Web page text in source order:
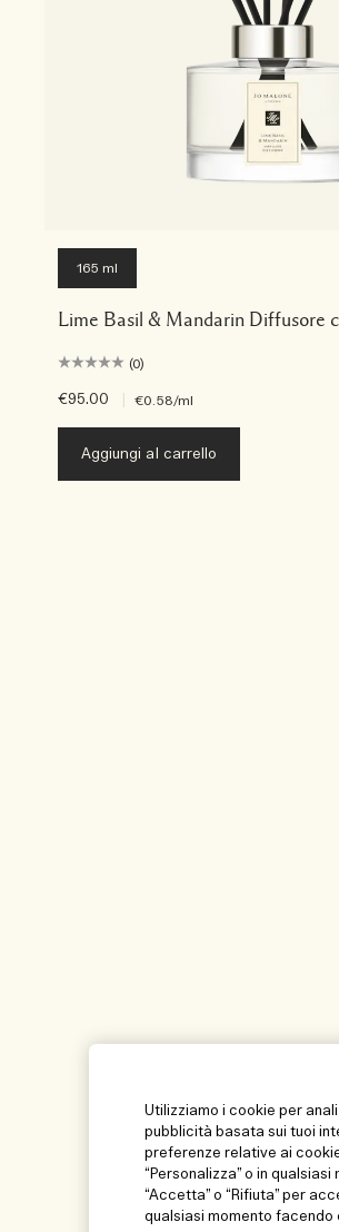
165 ml
Lime Basil & Mandarin Diffusore
(0)
€95.00 €0.58/ml
Aggiungi al carrello
Utilizziamo i cookie per
pubblicità basata sui tuoi
preferenze relative ai
“Personalizza” o in
“Accetta” o “Rifiuta” per
qualsiasi momento facendo